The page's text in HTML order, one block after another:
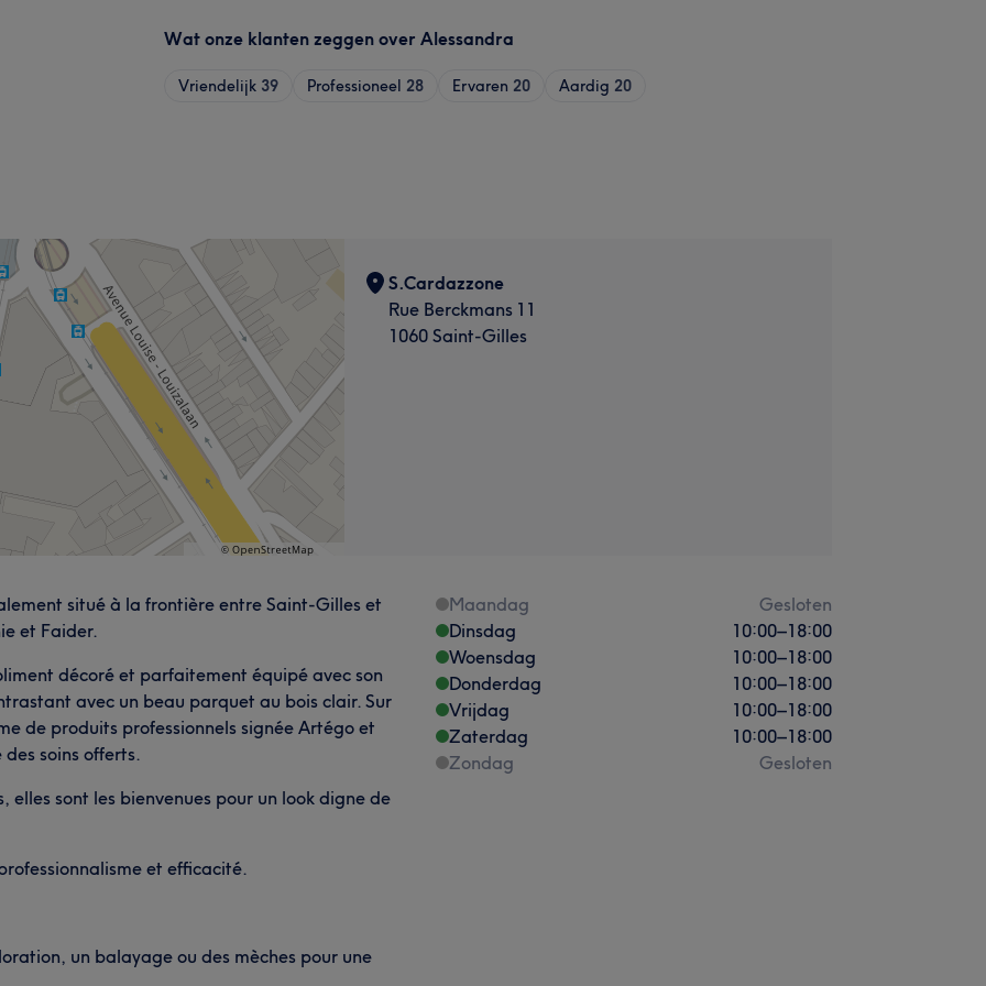
Wat onze klanten zeggen over Alessandra
Vriendelijk 39 Professioneel 28 Ervaren 20 Aardig 20
S.Cardazzone
Rue Berckmans 11
1060 Saint-Gilles
situé à la frontière entre Saint-Gilles et
et Faider.
décoré et parfaitement équipé avec son
avec un beau parquet au bois clair. Sur
de produits professionnels signée Artégo et
soins offerts.
elles sont les bienvenues pour un look digne de
et efficacité.
un balayage ou des mèches pour une
Maandag
Gesloten
Dinsdag
10:00–18:00
Woensdag
10:00–18:00
Donderdag
10:00–18:00
Vrijdag
10:00–18:00
Zaterdag
10:00–18:00
Zondag
Gesloten